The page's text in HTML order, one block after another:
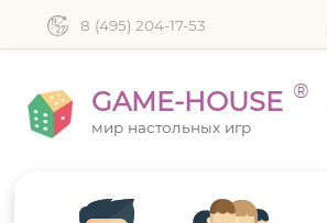
8 (495) 204-17-53
GAME-HOUSE ®
мир настольных игр